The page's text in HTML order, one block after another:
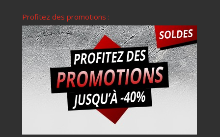
Profitez des promotions :